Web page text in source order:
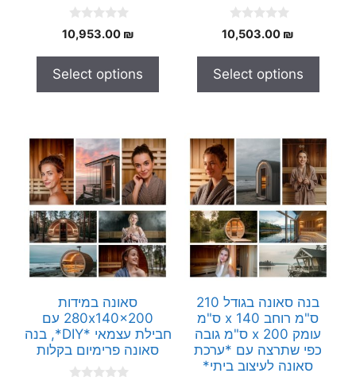
0
o
o
5
10,503.00 ₪
Select options
0
o
o
5
10,953.00 ₪
Select options
בנה סאונה בגודל 210
ס"מ רוחב x 140 ס"מ
עומק x 200 ס"מ גובה
כפי שתרצה עם *ערכת
סאונה לעיצוב ביתי*
סאונה במידות
280x140x200 עם
חבילת עצמאי *DIY*, בנה
סאונה פרימיום בקלות